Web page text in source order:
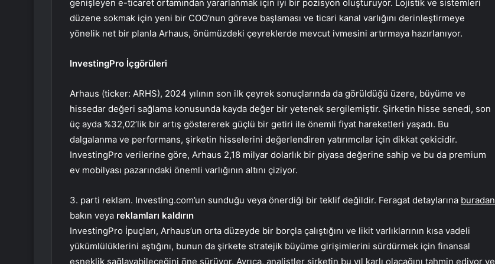
genişleyen e-ticaret ortamından yararlanmak için iyi bir pozisyon oluşturuyor. Lojistik ve sistemleri
düzene sokmak için yeni bir COO’nun göreve başlaması ve ticari kanal varlığını derinleştirmeye
yönelik net bir planla Arhaus, önümüzdeki çeyreklerde mevcut ivmesini artırmaya hazırlanıyor.
InvestingPro İçgörüleri
Arhaus (ticker: ARHS), 2024 yılının son ilk çeyrek sonuçlarında da görüldüğü üzere, büyüme ve
hissedar değeri sağlama konusunda kayda değer bir yetenek sergilemiştir. Şirketin hisse senedi, son
üç ayda %32,02’lik bir artış göstererek güçlü bir getiri ile önemli fiyat hareketleri yaşadı. Bu
dalgalanma ve performans, şirketin hisselerini değerlendiren yatırımcılar için dikkat çekicidir.
InvestingPro verilerine göre, Arhaus 2,18 milyar dolarlık bir piyasa değerine sahip ve bu da premium
ev mobilyası pazarındaki önemli varlığının altını çiziyor.
3. parti reklam. Investing.com’un sunduğu veya önerdiği bir teklif değildir. Feragat detaylarına buradan
bakın veya reklamları kaldırın
InvestingPro İpuçları, Arhaus’un orta düzeyde bir borçla çalıştığını ve likit varlıklarının kısa vadeli
yükümlülüklerini aştığını, bunun da şirkete stratejik büyüme girişimlerini sürdürmek için finansal
esneklik sağlayabileceğini öne sürüyor. Ayrıca, analistler şirketin bu yıl karlı olacağını tahmin ediyor ve